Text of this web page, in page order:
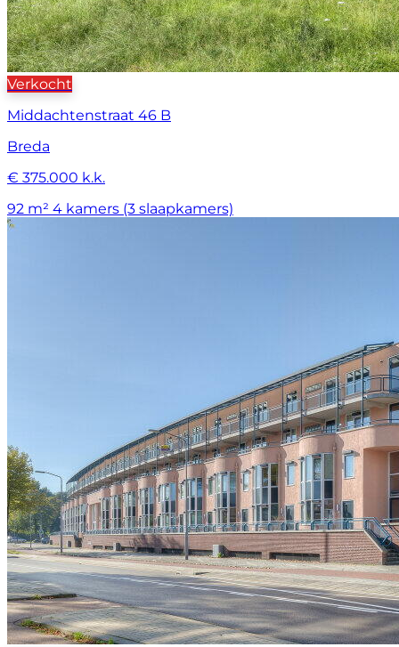
Verkocht
Middachtenstraat 46 B
Breda
€ 375.000 k.k.
92 m² 4 kamers (3 slaapkamers)